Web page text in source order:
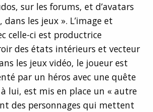
sur les forums, et d’avatars
dans les jeux ». L’image et
celle-ci est productrice
des états intérieurs et vecteur
les jeux vidéo, le joueur est
par un héros avec une quête
à lui, est mis en place un « autre
des personnages qui mettent